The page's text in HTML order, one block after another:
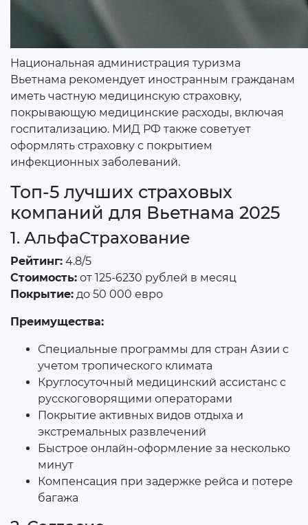
Национальная администрация туризма
Вьетнама рекомендует иностранным гражданам
иметь частную медицинскую страховку,
покрывающую медицинские расходы, включая
госпитализацию. МИД РФ также советует
оформлять страховку с покрытием
инфекционных заболеваний.
Топ-5 лучших страховых
компаний для Вьетнама 2025
1. АльфаСтрахование
Рейтинг: 4.8/5
Стоимость: от 125-6230 рублей в месяц
Покрытие: до 50 000 евро
Преимущества:
Специальные программы для стран Азии с
учетом тропического климата
Круглосуточный медицинский ассистанс с
русскоговорящими операторами
Покрытие активных видов отдыха и
экстремальных развлечений
Быстрое онлайн-оформление за несколько
минут
Компенсация при задержке рейса и потере
багажа